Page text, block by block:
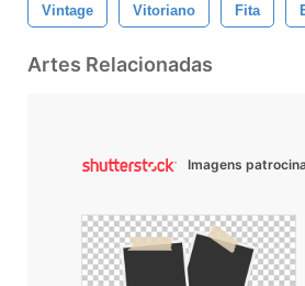
Vintage Vitoriano Fita
Artes Relacionadas
Imagens